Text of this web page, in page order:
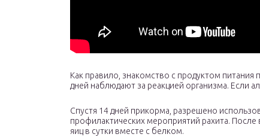
Как правило, знакомство с продуктом
дней наблюдают за реакцией организма. Если
Спустя 14 дней прикорма, разрешено
профилактических мероприятий рахита.
яиц в сутки вместе с белком.